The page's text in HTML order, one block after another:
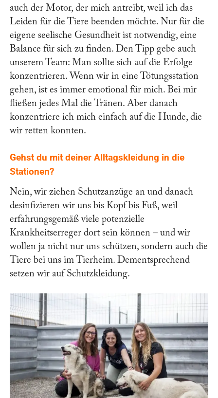
auch der Motor, der mich antreibt, weil ich das
Leiden für die Tiere beenden möchte. Nur für die
eigene seelische Gesundheit ist notwendig, eine
Balance für sich zu finden. Den Tipp gebe auch
unserem Team: Man sollte sich auf die Erfolge
konzentrieren. Wenn wir in eine Tötungsstation
gehen, ist es immer emotional für mich. Bei mir
fließen jedes Mal die Tränen. Aber danach
konzentriere ich mich einfach auf die Hunde, die
wir retten konnten.
Gehst du mit deiner Alltagskleidung in die
Stationen?
Nein, wir ziehen Schutzanzüge an und danach
desinfizieren wir uns bis Kopf bis Fuß, weil
erfahrungsgemäß viele potenzielle
Krankheitserreger dort sein können – und wir
wollen ja nicht nur uns schützen, sondern auch die
Tiere bei uns im Tierheim. Dementsprechend
setzen wir auf Schutzkleidung.